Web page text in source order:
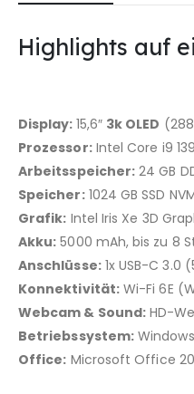
Highlights auf
Display: 15,6″ 3k OLED
Prozessor:Intel Core i9
Arbeitsspeicher: 24 GB
Speicher:1024 GB SSD
Grafik: Intel Iris Xe 3D
Akku: 5000 mAh, bis zu 8
Anschlüsse:1x USB-C 3.0
Konnektivität:Wi-Fi 6E
Webcam & Sound: HD-
Betriebssystem:
Office: Microsoft Office